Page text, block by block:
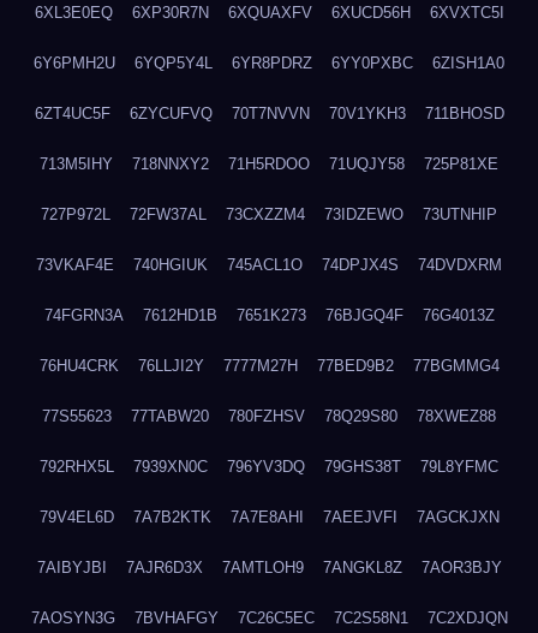
6XL3E0EQ 6XP30R7N 6XQUAXFV 6XUCD56H 6XVXTC5I
6Y6PMH2U 6YQP5Y4L 6YR8PDRZ 6YY0PXBC 6ZISH1A0
6ZT4UC5F 6ZYCUFVQ 70T7NVVN 70V1YKH3 711BHOSD
713M5IHY 718NNXY2 71H5RDOO 71UQJY58 725P81XE
727P972L 72FW37AL 73CXZZM4 73IDZEWO 73UTNHIP
73VKAF4E 740HGIUK 745ACL1O 74DPJX4S 74DVDXRM
74FGRN3A 7612HD1B 7651K273 76BJGQ4F 76G4013Z
76HU4CRK 76LLJI2Y 7777M27H 77BED9B2 77BGMMG4
77S55623 77TABW20 780FZHSV 78Q29S80 78XWEZ88
792RHX5L 7939XN0C 796YV3DQ 79GHS38T 79L8YFMC
79V4EL6D 7A7B2KTK 7A7E8AHI 7AEEJVFI 7AGCKJXN
7AIBYJBI 7AJR6D3X 7AMTLOH9 7ANGKL8Z 7AOR3BJY
7AOSYN3G 7BVHAFGY 7C26C5EC 7C2S58N1 7C2XDJQN